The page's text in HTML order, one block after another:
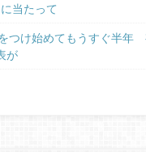
当たって
つけ始めてもうすぐ半年
が